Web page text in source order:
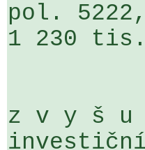
pol.
1 230
z v y š
investiční